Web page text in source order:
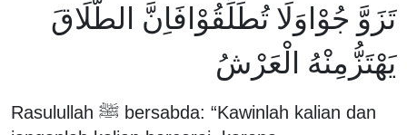
تَزَوَّ جُوْاوَلَا تُطَلِّقُوْافَاِنَّ الطَّلَاقَ
يَهْتَزُّمِنْهُ الْعَرْشُ
Rasulullah ﷺ bersabda: “Kawinlah kalian dan